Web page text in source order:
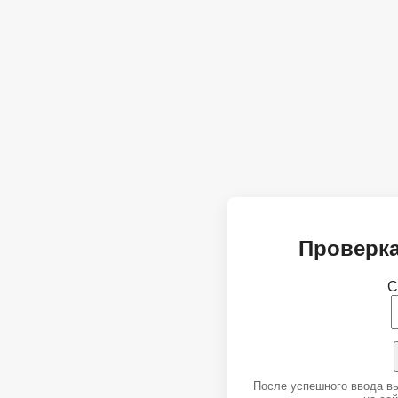
После успешного ввода